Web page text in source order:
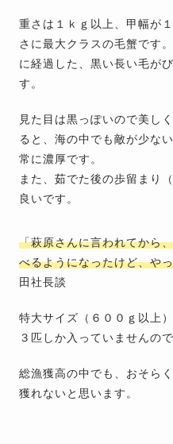
重さは１ｋｇ以上、甲幅が
さに最大クラスの毛蟹です
に経過した、黒い長い毛が
す。
見た目は黒っぽいので美し
ると、海の中でも敵が少な
常に濃厚です。
また、茹でた後の歩留まり
良いです。
「萩原さんに言われてから
べるようになったけど、や
田社長談
特大サイズ（６００ｇ以上
３匹しか入っていませんの
総漁獲高の中でも、おそら
獲れないと思います。